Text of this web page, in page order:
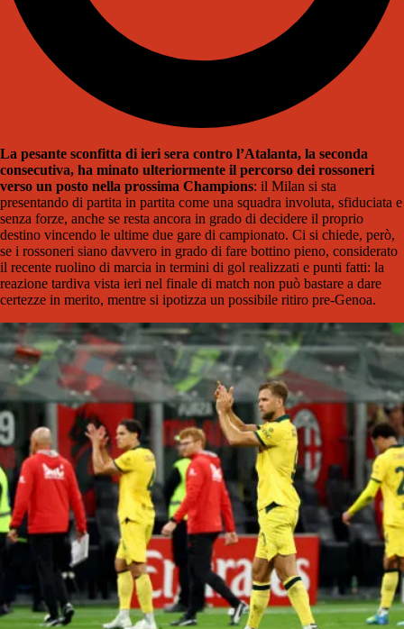
La pesante sconfitta di ieri sera contro l’Atalanta, la seconda
consecutiva, ha minato ulteriormente il percorso dei rossoneri
verso un posto nella prossima Champions: il Milan si sta
presentando di partita in partita come una squadra involuta, sfiduciata e
senza forze, anche se resta ancora in grado di decidere il proprio
destino vincendo le ultime due gare di campionato. Ci si chiede, però,
se i rossoneri siano davvero in grado di fare bottino pieno, considerato
il recente ruolino di marcia in termini di gol realizzati e punti fatti: la
reazione tardiva vista ieri nel finale di match non può bastare a dare
certezze in merito, mentre si ipotizza un possibile ritiro pre-Genoa.